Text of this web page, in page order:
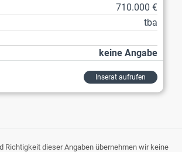
710.000 €
tba
keine Angabe
Inserat aufrufen
Richtigkeit dieser Angaben übernehmen wir keine